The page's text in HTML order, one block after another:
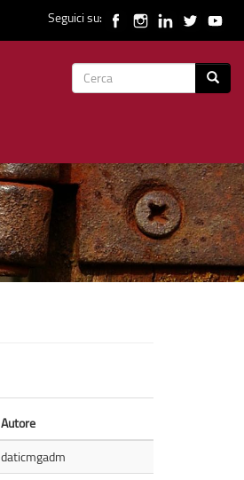
Seguici su:
Form
Autore
daticmgadm